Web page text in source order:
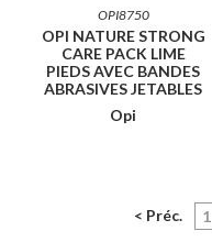
OPI8750
OPI NATURE STRONG
CARE PACK LIME
PIEDS AVEC BANDES
ABRASIVES JETABLES
Opi
< Préc. 1